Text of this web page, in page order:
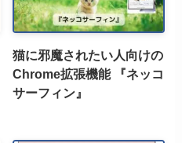
猫に邪魔されたい人向けの
Chrome拡張機能 『ネッコ
サーフィン』